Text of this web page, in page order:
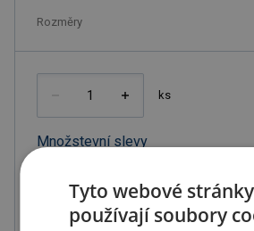
Rozměry
ks
Množstevní slevy
10 ks
106.18 Kč
20 ks
102.75 Kč
Tyto webové stránky
používají soubory